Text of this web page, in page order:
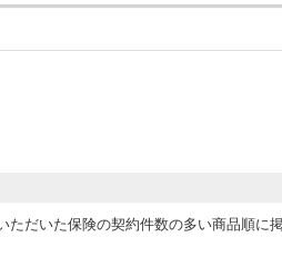
だいた保険の契約件数の多い商品順に